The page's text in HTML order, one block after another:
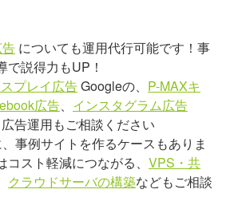
についても運用代行可能です！事
で説得力もUP！
プレイ広告Googleの、 P-MAXキ
広告、 インスタグラム広告
告運用もご相談ください
事例サイトを作るケースもありま
スト軽減につながる、 VPS・共
クラウドサーバの構築などもご相談